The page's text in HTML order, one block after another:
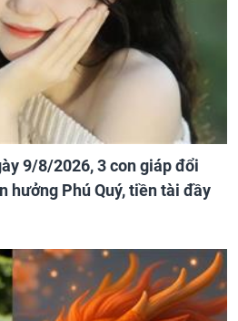
9/8/2026, 3 con giáp đổi
hưởng Phú Quý, tiền tài đầy